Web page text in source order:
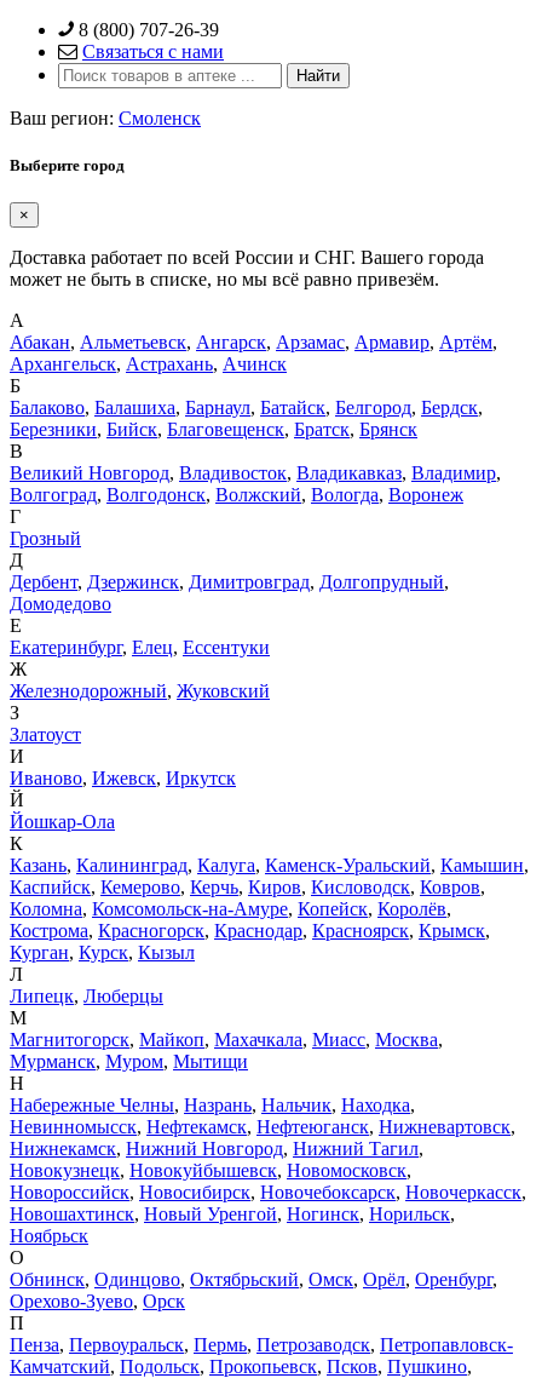
Skip
content
8 (800) 707-26-39
Связаться с нами
Ваш регион: Смоленск
Выберите город
×
Доставка работает по всей России и СНГ. Вашего города
может не быть в списке, но мы всё равно привезём.
А
Абакан, Альметьевск, Ангарск, Арзамас, Армавир, Артём,
Архангельск, Астрахань, Ачинск
Б
Балаково, Балашиха, Барнаул, Батайск, Белгород, Бердск,
Березники, Бийск, Благовещенск, Братск, Брянск
В
Великий Новгород, Владивосток, Владикавказ, Владимир,
Волгоград, Волгодонск, Волжский, Вологда, Воронеж
Г
Грозный
Д
Дербент, Дзержинск, Димитровград, Долгопрудный,
Домодедово
Е
Екатеринбург, Елец, Ессентуки
Ж
Железнодорожный, Жуковский
З
Златоуст
И
Иваново, Ижевск, Иркутск
Й
Йошкар-Ола
К
Казань, Калининград, Калуга, Каменск-Уральский, Камышин,
Каспийск, Кемерово, Керчь, Киров, Кисловодск, Ковров,
Коломна, Комсомольск-на-Амуре, Копейск, Королёв,
Кострома, Красногорск, Краснодар, Красноярск, Крымск,
Курган, Курск, Кызыл
Л
Липецк, Люберцы
М
Магнитогорск, Майкоп, Махачкала, Миасс, Москва,
Мурманск, Муром, Мытищи
Н
Набережные Челны, Назрань, Нальчик, Находка,
Невинномысск, Нефтекамск, Нефтеюганск, Нижневартовск,
Нижнекамск, Нижний Новгород, Нижний Тагил,
Новокузнецк, Новокуйбышевск, Новомосковск,
Новороссийск, Новосибирск, Новочебоксарск, Новочеркасск,
Новошахтинск, Новый Уренгой, Ногинск, Норильск,
Ноябрьск
О
Обнинск, Одинцово, Октябрьский, Омск, Орёл, Оренбург,
Орехово-Зуево, Орск
П
Пенза, Первоуральск, Пермь, Петрозаводск, Петропавловск-
Камчатский, Подольск, Прокопьевск, Псков, Пушкино,